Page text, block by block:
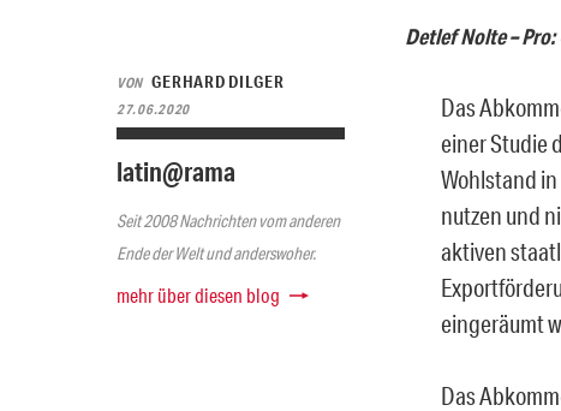
VON GERHARD DILGER
27.06.2020
latin@rama
Seit 2008 Nachrichten vom anderen
Ende der Welt und anderswoher.
mehr über diesen blog
Detlef Nolte –
Das
einer Studie
Wohlstand
nutzen und
aktiven
eingeräumt
Das